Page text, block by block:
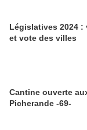
Législatives 2024 :
et vote des villes
Cantine ouverte
Picherande -69-